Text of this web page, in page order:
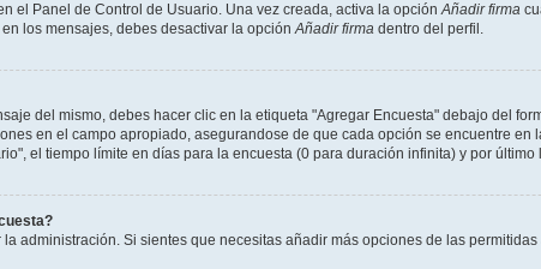
el Panel de Control de Usuario. Una vez creada, activa la opciónAñadir firma
los mensajes, debes desactivar la opciónAñadir firma dentro del perfil.
del mismo, debes hacer clic en la etiqueta "Agregar Encuesta" debajo del
en el campo apropiado, asegurandose de que cada opción se encuentre
el tiempo límite en días para la encuesta (0 para duración infinita) y por
administración. Si sientes que necesitas añadir más opciones de las